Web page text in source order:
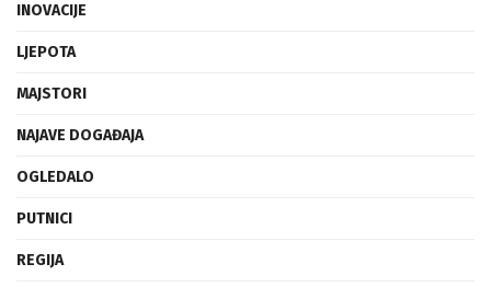
INOVACIJE
LJEPOTA
MAJSTORI
NAJAVE DOGAĐAJA
OGLEDALO
PUTNICI
REGIJA